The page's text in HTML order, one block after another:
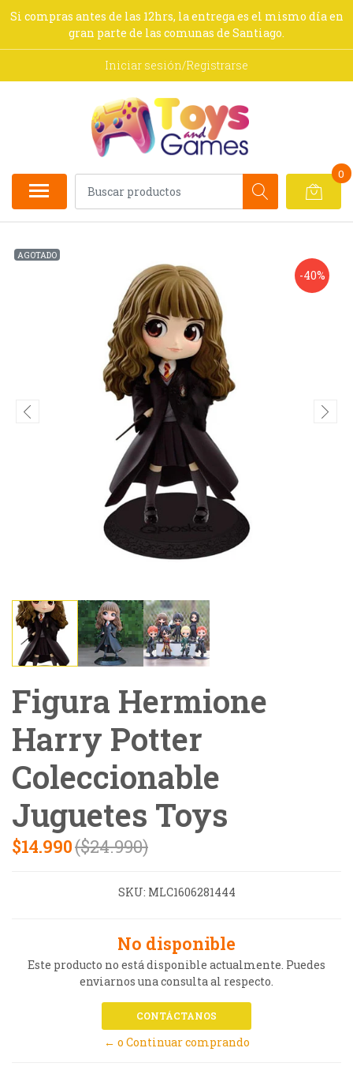
Si compras antes de las 12hrs, la entrega es el mismo día en
gran parte de las comunas de Santiago.
Iniciar sesión/Registrarse
0
AGOTADO
-40%
Figura Hermione
Harry Potter
Coleccionable
Juguetes Toys
$14.990($24.990)
SKU: MLC1606281444
No disponible
Este producto no está disponible actualmente. Puedes
enviarnos una consulta al respecto.
CONTÁCTANOS
← o Continuar comprando